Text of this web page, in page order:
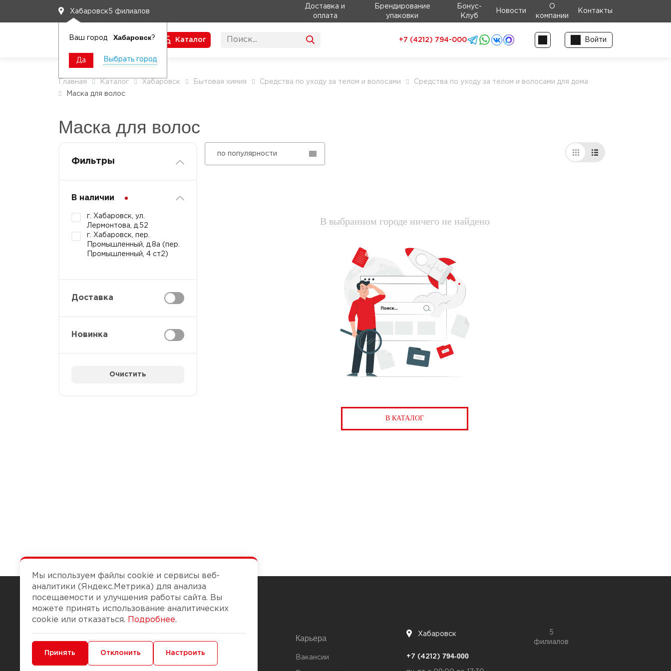
Хабаровск5 филиалов
Ваш город Хабаровск?
Да Выбрать город
Доставка и
оплата
Брендирование
упаковки
Бонус-
Клуб
Новости
О
компании
Контакты
Каталог +7 (4212) 794-000 Войти
Главная Каталог Хабаровск Бытовая химия Средства по уходу за телом и волосами
Средства по уходу за телом и волосами для дома
Маска для волос
Маска для волос
Фильтры
В наличии
г. Хабаровск, ул.
Лермонтова, д.52
г. Хабаровск, пер.
Промышленный, д.8а (пер.
Промышленный, 4 ст2)
Доставка
Новинка
Очистить
по популярности
В выбранном городе ничего не найдено
В КАТАЛОГ
Чтобы вам легко работалось
Доставка и оплата
Карьера
Вакансии
Хабаровск
5
филиалов
+7 (4212) 794-000
Мы используем файлы cookie и сервисы веб-
аналитики (Яндекс.Метрика) для анализа
посещаемости и улучшения работы сайта. Вы
можете принять использование аналитических
cookie или отказаться.
Подробнее.
Минимальные Функциональные/Аналитические
Принять Отклонить Настроить